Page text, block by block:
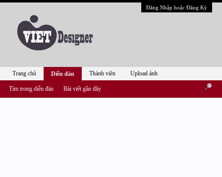
Đăng Nhập hoặc Đăng Ký
Trang chủ Diễn đàn
Tìm trong diễn đàn Bài viết gần đây
Thành viên Upload ảnh